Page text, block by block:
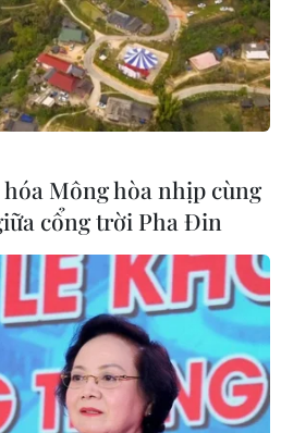
Mông hòa nhịp cùng
cổng trời Pha Đin